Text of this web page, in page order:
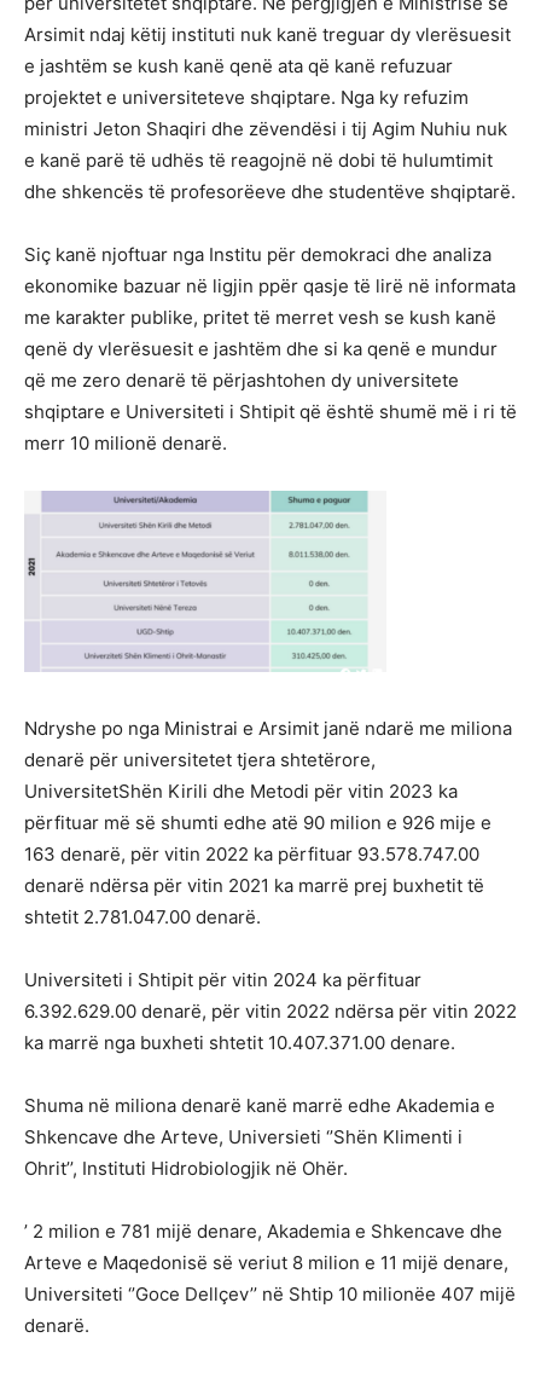
Arsimit ndaj këtij instituti nuk kanë treguar dy vlerësuesit
e jashtëm se kush kanë qenë ata që kanë refuzuar
projektet e universiteteve shqiptare. Nga ky refuzim
ministri Jeton Shaqiri dhe zëvendësi i tij Agim Nuhiu nuk
e kanë parë të udhës të reagojnë në dobi të hulumtimit
dhe shkencës të profesorëeve dhe studentëve shqiptarë.
Siç kanë njoftuar nga Institu për demokraci dhe analiza
ekonomike bazuar në ligjin ppër qasje të lirë në informata
me karakter publike, pritet të merret vesh se kush kanë
qenë dy vlerësuesit e jashtëm dhe si ka qenë e mundur
që me zero denarë të përjashtohen dy universitete
shqiptare e Universiteti i Shtipit që është shumë më i ri të
merr 10 milionë denarë.
Ndryshe po nga Ministrai e Arsimit janë ndarë me miliona
denarë për universitetet tjera shtetërore,
UniversitetShën Kirili dhe Metodi për vitin 2023 ka
përfituar më së shumti edhe atë 90 milion e 926 mije e
163 denarë, për vitin 2022 ka përfituar 93.578.747.00
denarë ndërsa për vitin 2021 ka marrë prej buxhetit të
shtetit 2.781.047.00 denarë.
Universiteti i Shtipit për vitin 2024 ka përfituar
6.392.629.00 denarë, për vitin 2022 ndërsa për vitin 2022
ka marrë nga buxheti shtetit 10.407.371.00 denare.
Shuma në miliona denarë kanë marrë edhe Akademia e
Shkencave dhe Arteve, Universieti ‘’Shën Klimenti i
Ohrit’’, Instituti Hidrobiologjik në Ohër.
’ 2 milion e 781 mijë denare, Akademia e Shkencave dhe
Arteve e Maqedonisë së veriut 8 milion e 11 mijë denare,
Universiteti ‘’Goce Dellçev’’ në Shtip 10 milionëe 407 mijë
denarë.